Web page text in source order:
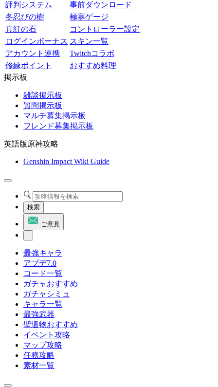
評判システム
事前ダウンロード
冬忍びの樹
極寒ゲージ
真紅の石
コントローラー設定
ログインボーナス スキン一覧
アカウント連携
Twitchコラボ
修練ポイント
おすすめ料理
掲示板
雑談掲示板
質問掲示板
マルチ募集掲示板
フレンド募集掲示板
英語版原神攻略
Genshin Impact Wiki Guide
検索
ご意見
最強キャラ
アプデ7.0
コード一覧
ガチャおすすめ
ガチャシミュ
キャラ一覧
最強武器
聖遺物おすすめ
イベント攻略
マップ攻略
任務攻略
素材一覧